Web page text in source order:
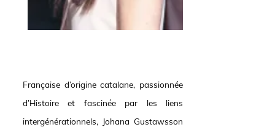
Française d’origine catalane, passionnée
d’Histoire et fascinée par les liens
intergénérationnels, Johana Gustawsson